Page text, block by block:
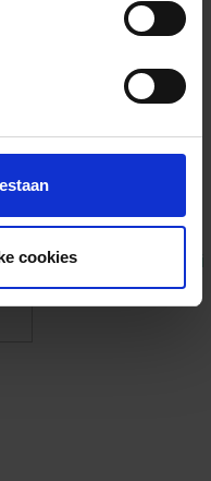
cookies Eigen foto’s